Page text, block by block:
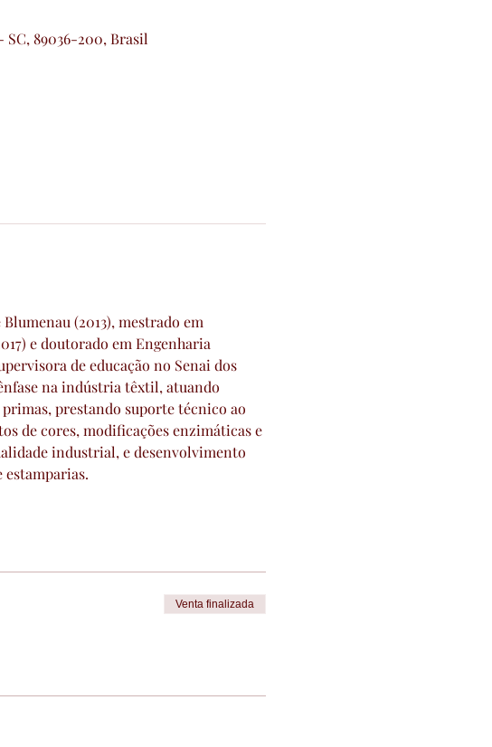
89036-200, Brasil
(2013), mestrado em
e doutorado em Engenharia
de educação no Senai dos
na indústria têxtil, atuando
prestando suporte técnico ao
de cores, modificações enzimáticas e
industrial, e desenvolvimento
estamparias.
Venta finalizada